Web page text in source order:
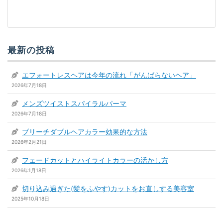
最新の投稿
エフォートレスヘアは今年の流れ「がんばらないヘア」
2026年7月18日
メンズツイストスパイラルパーマ
2026年7月18日
ブリーチダブルヘアカラー効果的な方法
2026年2月21日
フェードカットとハイライトカラーの活かし方
2026年1月18日
切り込み過ぎた(髪をふやす)カットをお直しする美容室
2025年10月18日